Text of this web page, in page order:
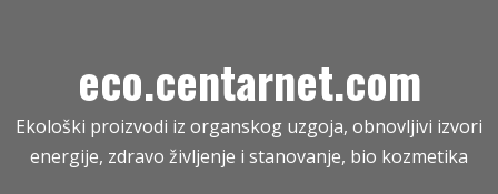
eco.centarnet.com
Ekološki proizvodi iz organskog uzgoja, obnovljivi izvori
energije, zdravo življenje i stanovanje, bio kozmetika